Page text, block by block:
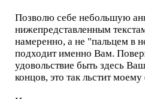
Позволю себе небольшую
нижепредставленным
намеренно, а не "пальцем в
подходит именно Вам.
удовольствие быть здесь
концов, это так льстит